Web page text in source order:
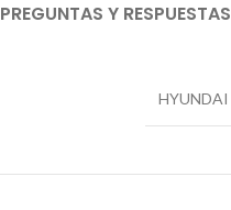
PREGUNTAS Y RESPUESTAS
HYUNDAI